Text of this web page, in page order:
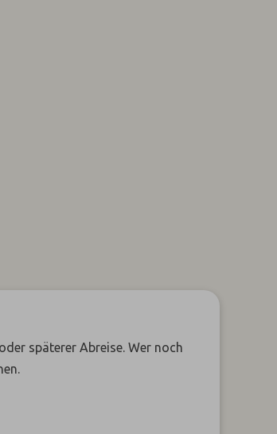
späterer Abreise. Wer noch